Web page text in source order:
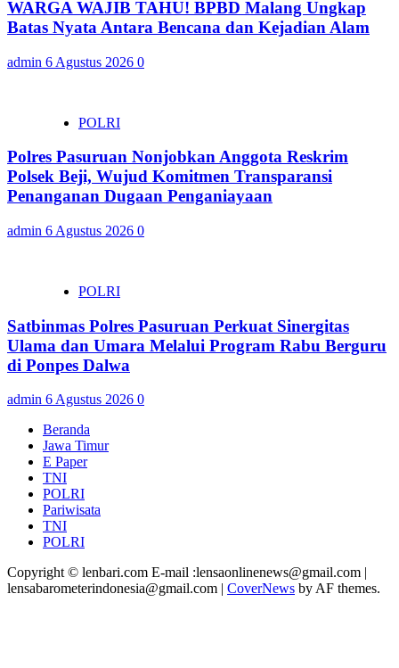
WARGA WAJIB TAHU! BPBD Malang Ungkap
Batas Nyata Antara Bencana dan Kejadian Alam
admin 6 Agustus 2026 0
POLRI
Polres Pasuruan Nonjobkan Anggota Reskrim
Polsek Beji, Wujud Komitmen Transparansi
Penanganan Dugaan Penganiayaan
admin 6 Agustus 2026 0
POLRI
Satbinmas Polres Pasuruan Perkuat Sinergitas
Ulama dan Umara Melalui Program Rabu Berguru
di Ponpes Dalwa
admin 6 Agustus 2026 0
Beranda
Jawa Timur
E Paper
TNI
POLRI
Pariwisata
TNI
POLRI
Copyright © lenbari.com E-mail :lensaonlinenews@gmail.com |
lensabarometerindonesia@gmail.com | CoverNews by AF themes.